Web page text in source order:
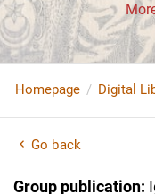
Homepage Digital
Go back
Group publication: